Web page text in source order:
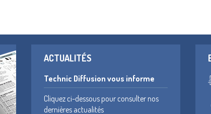
ACTUALITÉS
Technic Diffusion vous informe
Cliquez ci-dessous pour consulter nos
dernières actualités